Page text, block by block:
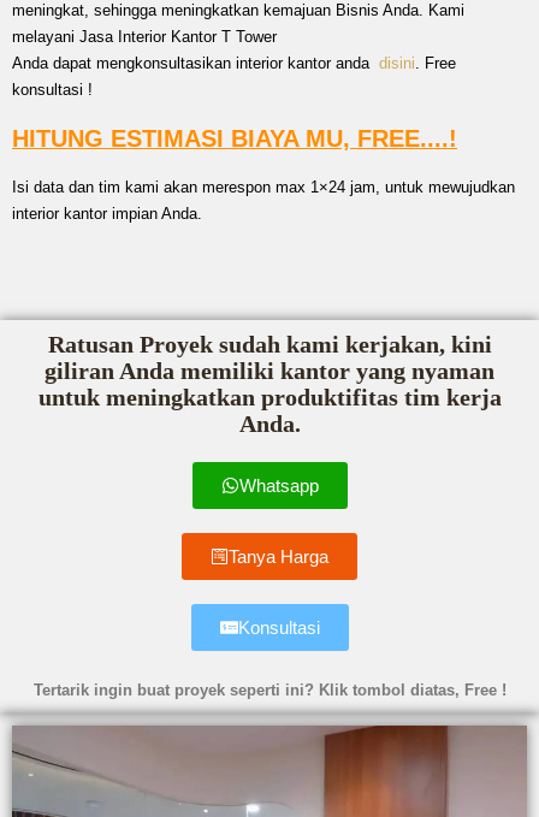
meningkat, sehingga meningkatkan kemajuan Bisnis Anda. Kami
melayani Jasa Interior Kantor T Tower
Anda dapat mengkonsultasikan interior kantor anda disini. Free
konsultasi !
HITUNG ESTIMASI BIAYA MU, FREE....!
Isi data dan tim kami akan merespon max 1×24 jam, untuk mewujudkan
interior kantor impian Anda.
Ratusan Proyek sudah kami kerjakan, kini
giliran Anda memiliki kantor yang nyaman
untuk meningkatkan produktifitas tim kerja
Anda.
Whatsapp
Tanya Harga
Konsultasi
Tertarik ingin buat proyek seperti ini? Klik tombol diatas, Free !